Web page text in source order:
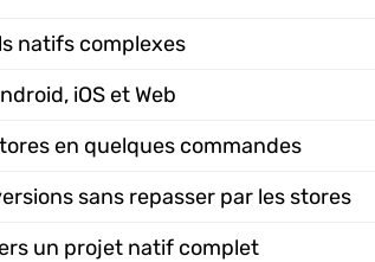
natifs complexes
iOS et Web
en quelques commandes
sans repasser par les stores
un projet natif complet